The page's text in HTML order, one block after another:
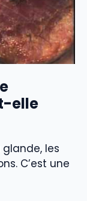
elle
les
C’est une